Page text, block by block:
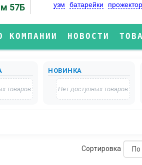
57Б узм батарейки прожектор
КОМПАНИИ НОВОСТИ
товаров
НОВИНКА
Нет доступных товаров
Сортировка